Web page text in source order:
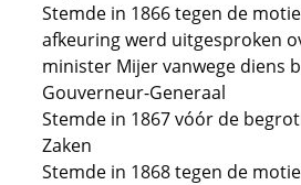
Stemde in 1866 tegen de
afkeuring werd uitgesproken
minister Mijer vanwege diens
Gouverneur-Generaal
Stemde in 1867 vóór de
Zaken
Stemde in 1868 tegen de